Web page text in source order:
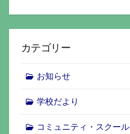
カテゴリー
お知らせ
学校だより
コミュニティ・スクール